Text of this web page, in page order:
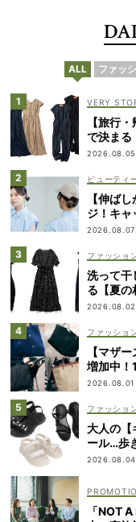
ALL ファッ
VERY
【旅行
で決まる
2026.08.05
ビューティ
【伸ば
ジ！キャ
2026.08.07
ファッショ
洗って干
る【夏の
2026.08.02
ファッショ
【マザ
増加中！
2026.08.01
ファッショ
大人の【
ール…歩
2026.08.04
「NOT